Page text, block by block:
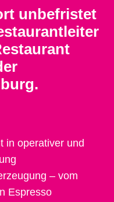
unbefristet
in operativer und
– vom
Espresso